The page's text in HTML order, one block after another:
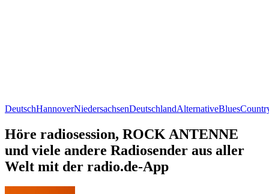
DeutschHannoverNiedersachsenDeutschlandAlternativeBlues
Höre radiosession, ROCK ANTENNE
und viele andere Radiosender aus aller
Welt mit der radio.de-App